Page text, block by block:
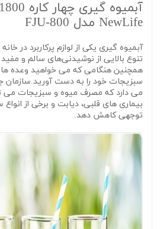
NewLife مدل FJU-800
آبمیوه گیری یکی از لوازم پرکاربرد در
تنوع بالایی از نوشیدنی‌های سالم و
همچنین هنگامی که می خواهید وعده
سبزیجات خود را به دست آورید.سازمان
می دارد که مصرف میوه و سبزیجات می
بیماری های قلبی، دیابت و برخی از انواع
توجهی کاهش دهد.